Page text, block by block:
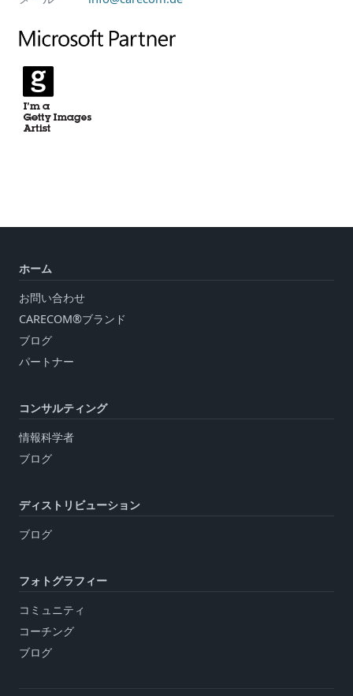
ホーム
お問い合わせ
CARECOM®ブランド
ブログ
パートナー
コンサルティング
情報科学者
ブログ
ディストリビューション
ブログ
フォトグラフィー
コミュニティ
コーチング
ブログ